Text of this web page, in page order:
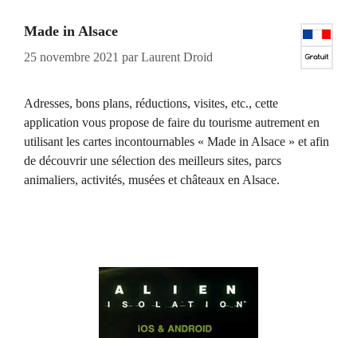
Made in Alsace
25 novembre 2021 parLaurent Droid
Adresses, bons plans, réductions, visites, etc., cette
application vous propose de faire du tourisme autrement en
utilisant les cartes incontournables « Made in Alsace » et afin
de découvrir une sélection des meilleurs sites, parcs
animaliers, activités, musées et châteaux en Alsace.